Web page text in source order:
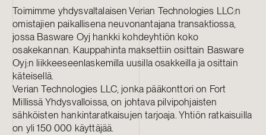
Toimimme yhdysvaltalaisen Verian Technologies LLC:n
omistajien paikallisena neuvonantajana transaktiossa,
jossa Basware Oyj hankki kohdeyhtiön koko
osakekannan. Kauppahinta maksettiin osittain Basware
Oyj:n liikkeeseenlaskemilla uusilla osakkeilla ja osittain
käteisellä.
Verian Technologies LLC, jonka pääkonttori on Fort
Millissä Yhdysvalloissa, on johtava pilvipohjaisten
sähköisten hankintaratkaisujen tarjoaja. Yhtiön ratkaisuilla
on yli 150 000 käyttäjää.